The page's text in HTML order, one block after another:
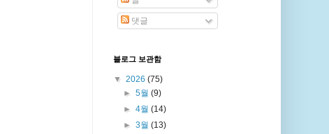
댓글
블로그 보관함
▼ 2026 (75)
► 5월 (9)
► 4월 (14)
► 3월 (13)